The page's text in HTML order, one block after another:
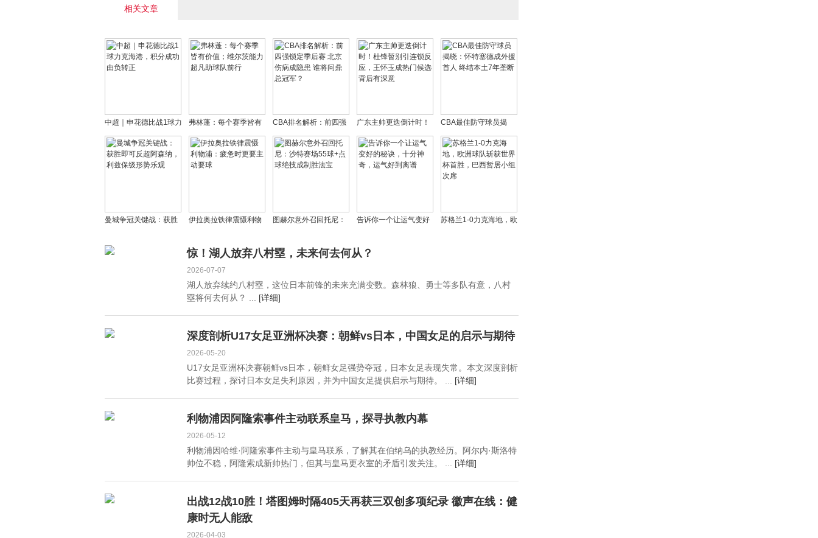
相关文章
中超｜申花德比战1球力
克海港，积分成功由负
转正
弗林蓬：每个赛季皆有
价值；维尔茨能力超凡
助球队前行
CBA排名解析：前四强
锁定季后赛 北京伤病成
隐患 谁将问鼎总冠军？
广东主帅更迭倒计时！
杜锋暂别引连锁反应，
王怀玉成热门候选背后
有深意
CBA最佳防守球员揭
晓：怀特塞德成外援首
人 终结本土7年垄断
曼城争冠关键战：获胜
保级形势乐观
伊拉奥拉铁律震慑利物
球
图赫尔意外召回托尼：
技成制胜法宝
告诉你一个让运气变好
气好到离谱
苏格兰1-0力克海地，欧
惊！湖人放弃八村塁，未来何去何从？
2026-07-07
湖人放弃续约八村塁，这位日本前锋的未来充满变数。森林狼、勇士等多队有意，八村
塁将何去何从？ ... [详细]
深度剖析U17女足亚洲杯决赛：朝鲜vs日本，中国女足的启示与期待
2026-05-20
U17女足亚洲杯决赛朝鲜vs日本，朝鲜女足强势夺冠，日本女足表现失常。本文深度剖析
比赛过程，探讨日本女足失利原因，并为中国女足提供启示与期待。 ... [详细]
利物浦因阿隆索事件主动联系皇马，探寻执教内幕
2026-05-12
利物浦因哈维·阿隆索事件主动与皇马联系，了解其在伯纳乌的执教经历。阿尔内·斯洛特
帅位不稳，阿隆索成新帅热门，但其与皇马更衣室的矛盾引发关注。 ... [详细]
出战12战10胜！塔图姆时隔405天再获三双创多项纪录 徽声在线：健
康时无人能敌
2026-04-03